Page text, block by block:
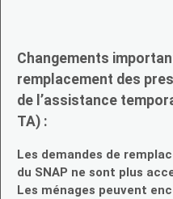
Changements
remplacement des
de l’assistance
TA) :
Les demandes de
du SNAP ne sont plus
Les ménages peuvent